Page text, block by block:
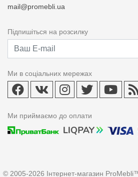
mail@promebli.ua
Підпишіться на розсилку
Ми в соціальних мережах
Ми приймаємо до оплати
© 2005-2026 Інтернет-магазин